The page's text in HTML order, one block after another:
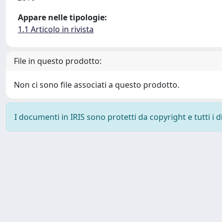
Appare nelle tipologie:
1.1 Articolo in rivista
File in questo prodotto:
Non ci sono file associati a questo prodotto.
I documenti in IRIS sono protetti da copyright e tutti i